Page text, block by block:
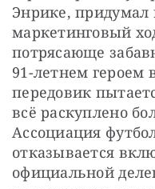
Энрике, придумал
маркетинговый
потрясающе
91-летнем героем
передовик
всё раскуплено
Ассоциация
отказывается
официальной